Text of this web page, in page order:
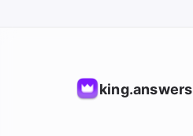
king.answers